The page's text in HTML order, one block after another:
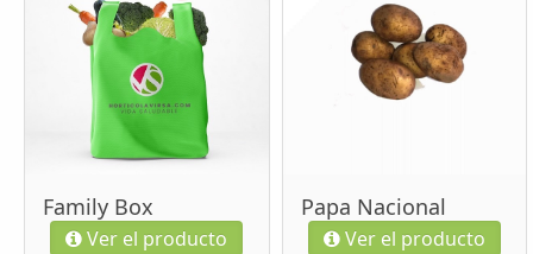
Family Box
Ver el producto
Papa Nacional
Ver el producto